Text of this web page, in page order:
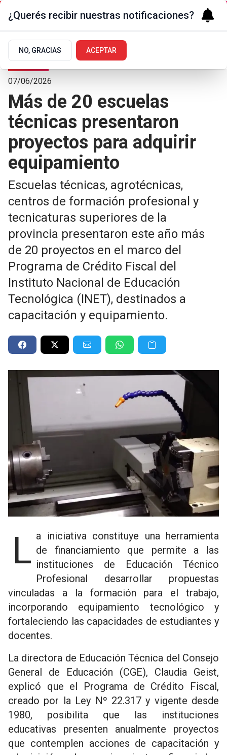
Sociedad
07/06/2026
Más de 20 escuelas
técnicas presentaron
proyectos para adquirir
equipamiento
Escuelas técnicas, agrotécnicas,
centros de formación profesional y
tecnicaturas superiores de la
provincia presentaron este año más
de 20 proyectos en el marco del
Programa de Crédito Fiscal del
Instituto Nacional de Educación
Tecnológica (INET), destinados a
capacitación y equipamiento.
La iniciativa constituye una herramienta de financiamiento que permite a las
instituciones de Educación Técnico
Profesional desarrollar propuestas
vinculadas a la formación para el trabajo,
incorporando equipamiento tecnológico y
fortaleciendo las capacidades de estudiantes y
docentes.
La directora de Educación Técnica del Consejo
General de Educación (CGE), Claudia Geist,
explicó que el Programa de Crédito Fiscal,
creado por la Ley Nº 22.317 y vigente desde
1980, posibilita que las instituciones
educativas presenten anualmente proyectos
que contemplen acciones de capacitación y
¿Querés recibir nuestras notificaciones?
NO, GRACIAS ACEPTAR